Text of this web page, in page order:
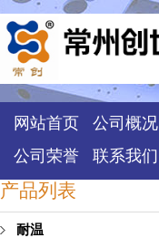
网站首页 公司概况
公司荣誉
联系我们
产品列表
耐温